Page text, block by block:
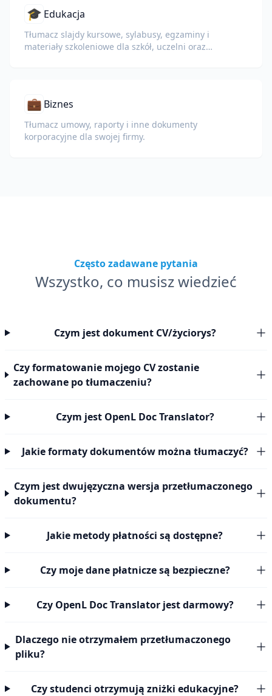
🎓 Edukacja
Tłumacz slajdy kursowe, sylabusy, egzaminy i
materiały szkoleniowe dla szkół, uczelni oraz
💼 Biznes
Tłumacz umowy, raporty i inne dokumenty
korporacyjne dla swojej firmy.
Często zadawane pytania
Wszystko, co musisz wiedzieć
Czym jest dokument CV/życiorys?
Czy formatowanie mojego CV zostanie
zachowane po tłumaczeniu?
Czym jest OpenL Doc Translator?
Jakie formaty dokumentów można tłumaczyć?
Czym jest dwujęzyczna wersja przetłumaczonego
dokumentu?
Jakie metody płatności są dostępne?
Czy moje dane płatnicze są bezpieczne?
Czy OpenL Doc Translator jest darmowy?
Dlaczego nie otrzymałem przetłumaczonego
pliku?
Czy studenci otrzymują zniżki edukacyjne?